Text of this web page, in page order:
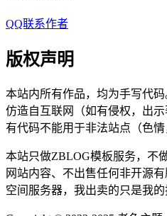
QQ联系作者
版权声明
本站内所有作品，均为手写代
仿造自互联网（如有侵权，出
有代码不能用于非法站点（色情
本站只做ZBLOG模板服务，不
网站内容、不出售任何非开源
空间服务器，我出卖的只是我